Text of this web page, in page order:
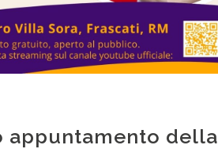
appuntamento della